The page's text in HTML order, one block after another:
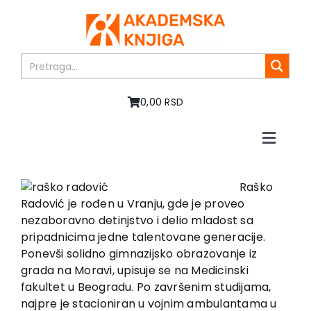
0,00 RSD
Toggle
O nama
Knjige
U pripremi
Akcija
Autori
Vesti
Raško
Radović je rođen u Vranju, gde je proveo
nezaboravno detinjstvo i delio mladost sa
pripadnicima jedne talentovane generacije.
Ponevši solidno gimnazijsko obrazovanje iz
grada na Moravi, upisuje se na Medicinski
fakultet u Beogradu. Po završenim studijama,
najpre je stacioniran u vojnim ambulantama u